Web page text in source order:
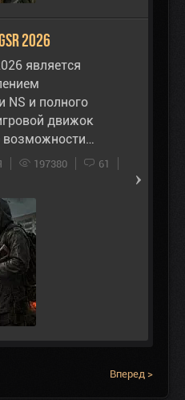
2026
является
NS и полного
движок
возможности…
197380
61
Вперед >